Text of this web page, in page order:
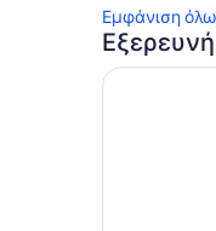
Εμφάνιση